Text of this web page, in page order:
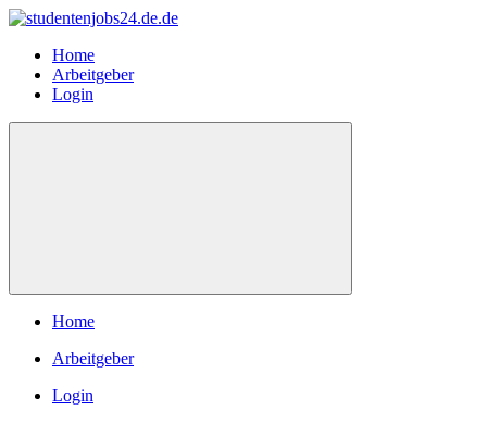
Home
Arbeitgeber
Login
Home
Arbeitgeber
Login